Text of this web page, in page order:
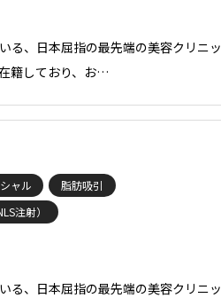
る、日本屈指の最先端の美容クリニッ
籍しており、お…
ャル
脂肪吸引
注射）
る、日本屈指の最先端の美容クリニッ